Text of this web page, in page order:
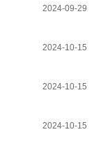
2024-09-29
2024-10-15
2024-10-15
2024-10-15